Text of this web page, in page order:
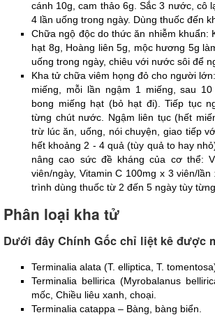
cánh 10g, cam thảo 6g. Sắc 3 nước, cô
4 lần uống trong ngày. Dùng thuốc đến
Chữa ngộ độc do thức ăn nhiễm khuẩn:
hạt 8g, Hoàng liên 5g, mộc hương 5g
uống trong ngày, chiêu với nước sôi để
Kha tử chữa viêm họng đỏ cho người
miếng, mỗi lần ngậm 1 miếng, sau
bong miếng hạt (bỏ hạt đi). Tiếp tục
từng chút nước. Ngậm liên tục (hết
trừ lúc ăn, uống, nói chuyện, giao tiếp
hết khoảng 2 - 4 quả (tùy quả to hay
nâng cao sức đề kháng của cơ thể:
viên/ngày, Vitamin C 100mg x 3 viên/
trình dùng thuốc từ 2 đến 5 ngày tùy
Phân loại kha tử
Dưới đây Chính Gốc chỉ liệt kê được
Terminalia alata (T. elliptica, T.
Terminalia bellirica (Myrobalanus
mốc, Chiều liêu xanh, choại.
Terminalia catappa – Bàng, bàng biển.